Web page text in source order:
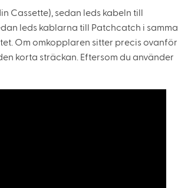
Cassette), sedan leds kabeln till
leds kablarna till Patchcatch i samma
Om omkopplaren sitter precis ovanför
korta sträckan. Eftersom du använder